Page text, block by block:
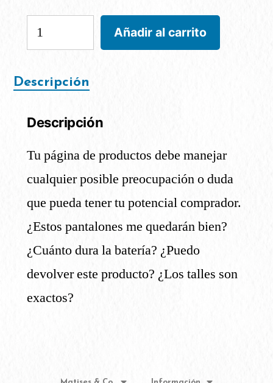
Añadir al carrito
Descripción
Descripción
Tu página de productos debe manejar
cualquier posible preocupación o duda
que pueda tener tu potencial comprador.
¿Estos pantalones me quedarán bien?
¿Cuánto dura la batería? ¿Puedo
devolver este producto? ¿Los talles son
exactos?